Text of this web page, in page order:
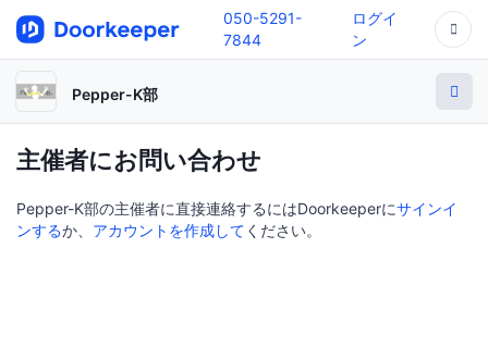
050-5291-
7844
ログイ
ン
Pepper-K部
主催者にお問い合わせ
Pepper-K部の主催者に直接連絡するにはDoorkeeperにサインイ
ンするか、 アカウントを作成して ください。